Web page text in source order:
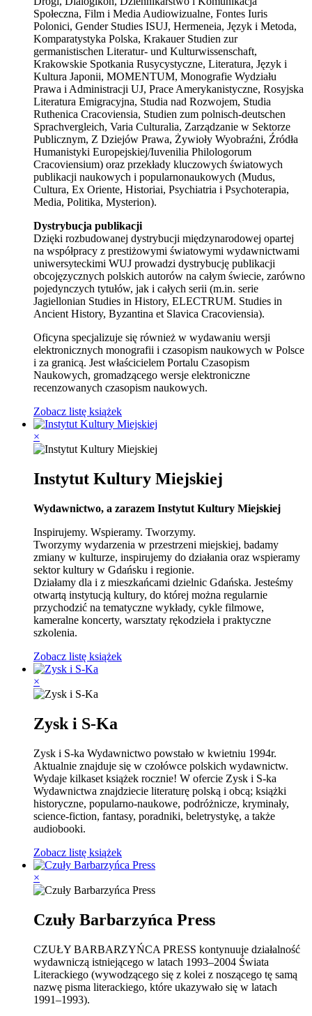
Społeczna, Film i Media Audiowizualne, Fontes Iuris
Polonici, Gender Studies ISUJ, Hermeneia, Język i Metoda,
Komparatystyka Polska, Krakauer Studien zur
germanistischen Literatur- und Kulturwissenschaft,
Krakowskie Spotkania Rusycystyczne, Literatura, Język i
Kultura Japonii, MOMENTUM, Monografie Wydziału
Prawa i Administracji UJ, Prace Amerykanistyczne, Rosyjska
Literatura Emigracyjna, Studia nad Rozwojem, Studia
Ruthenica Cracoviensia, Studien zum polnisch-deutschen
Sprachvergleich, Varia Culturalia, Zarządzanie w Sektorze
Publicznym, Z Dziejów Prawa, Żywioły Wyobraźni, Źródła
Humanistyki Europejskiej/Iuvenilia Philologorum
Cracoviensium) oraz przekłady kluczowych światowych
publikacji naukowych i popularnonaukowych (Mudus,
Cultura, Ex Oriente, Historiai, Psychiatria i Psychoterapia,
Media, Politika, Mysterion).
Dystrybucja publikacji
Dzięki rozbudowanej dystrybucji międzynarodowej opartej
na współpracy z prestiżowymi światowymi wydawnictwami
uniwersyteckimi WUJ prowadzi dystrybucję publikacji
obcojęzycznych polskich autorów na całym świecie, zarówno
pojedynczych tytułów, jak i całych serii (m.in. serie
Jagiellonian Studies in History, ELECTRUM. Studies in
Ancient History, Byzantina et Slavica Cracoviensia).
Oficyna specjalizuje się również w wydawaniu wersji
elektronicznych monografii i czasopism naukowych w Polsce
i za granicą. Jest właścicielem Portalu Czasopism
Naukowych, gromadzącego wersje elektroniczne
recenzowanych czasopism naukowych.
Zobacz listę książek
×
Instytut Kultury Miejskiej
Wydawnictwo, a zarazem Instytut Kultury Miejskiej
Inspirujemy. Wspieramy. Tworzymy.
Tworzymy wydarzenia w przestrzeni miejskiej, badamy
zmiany w kulturze, inspirujemy do działania oraz wspieramy
sektor kultury w Gdańsku i regionie.
Działamy dla i z mieszkańcami dzielnic Gdańska. Jesteśmy
otwartą instytucją kultury, do której można regularnie
przychodzić na tematyczne wykłady, cykle filmowe,
kameralne koncerty, warsztaty rękodzieła i praktyczne
szkolenia.
Zobacz listę książek
×
Zysk i S-Ka
Zysk i S-ka Wydawnictwo powstało w kwietniu 1994r.
Aktualnie znajduje się w czołówce polskich wydawnictw.
Wydaje kilkaset książek rocznie! W ofercie Zysk i S-ka
Wydawnictwa znajdziecie literaturę polską i obcą; książki
historyczne, popularno-naukowe, podróżnicze, kryminały,
science-fiction, fantasy, poradniki, beletrystykę, a także
audiobooki.
Zobacz listę książek
×
Czuły Barbarzyńca Press
CZUŁY BARBARZYŃCA PRESS kontynuuje działalność
wydawniczą istniejącego w latach 1993–2004 Świata
Literackiego (wywodzącego się z kolei z noszącego tę samą
nazwę pisma literackiego, które ukazywało się w latach
1991–1993).